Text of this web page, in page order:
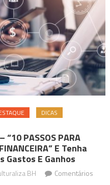
DICAS
“10 PASSOS PARA
E Tenha
Gastos E Ganhos
BH
Comentários